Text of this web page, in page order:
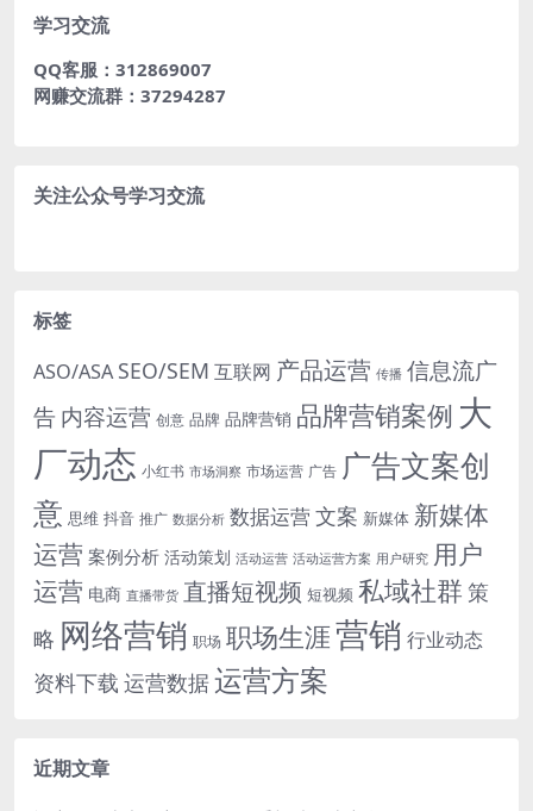
学习交流
QQ客服：312869007
网赚交流群：37294287
关注公众号学习交流
标签
ASO/ASA SEO/SEM 互联网 产品运营 传播 信息流广
告 内容运营 创意 品牌 品牌营销 品牌营销案例 大
厂动态 小红书 市场洞察 市场运营 广告 广告文案创
意 思维 抖音 推广 数据分析 数据运营文案 新媒体 新媒体
运营 案例分析 活动策划 活动运营 活动运营方案 用户研究 用户
运营 电商 直播带货 直播短视频 短视频 私域社群 策
略 网络营销 职场 职场生涯营销 行业动态
资料下载 运营数据运营方案
近期文章